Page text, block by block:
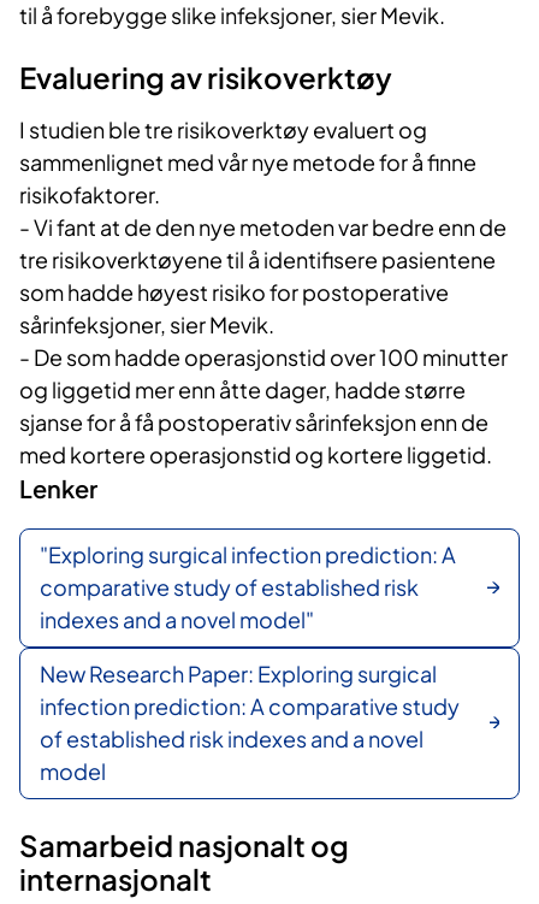
til å forebygge slike infeksjoner, sier Mevik.
Evaluering av risikoverktøy
I studien ble tre risikoverktøy evaluert og
sammenlignet med vår nye metode for å finne
risikofaktorer.
- Vi fant at de den nye metoden var bedre enn de
tre risikoverktøyene til å identifisere pasientene
som hadde høyest risiko for postoperative
sårinfeksjoner, sier Mevik.
- De som hadde operasjonstid over 100 minutter
og liggetid mer enn åtte dager, hadde større
sjanse for å få postoperativ sårinfeksjon enn de
med kortere operasjonstid og kortere liggetid.
Lenker
"Exploring surgical infection prediction: A
comparative study of established risk
indexes and a novel model"
New Research Paper: Exploring surgical
infection prediction: A comparative study
of established risk indexes and a novel
model
Samarbeid nasjonalt og
internasjonalt